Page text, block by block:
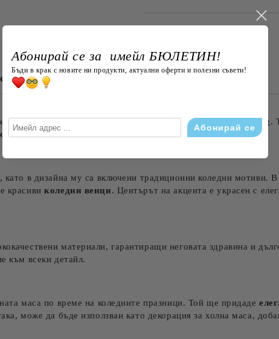
САМО ПОПЪЛНЕТЕ 4 ПОЛЕТА
текстилен акцент, произведен в България от Bodlivko.bg.
във вашия дом.
в дизайна му са включени традиционни коледни мотиви.
красивиколедни венци. Центърът на акцента е украсен с
материали, гарантиращи неговата здравина и
към всеки детайл.
маса по време на коледните празници. Той ще придаде
може да бъде използван като декорация за холна маса,
Абонирай се за имейл БЮЛЕТИН!
Бъди в крак с новите ни продукти, актуални оферти и полезни съвети!